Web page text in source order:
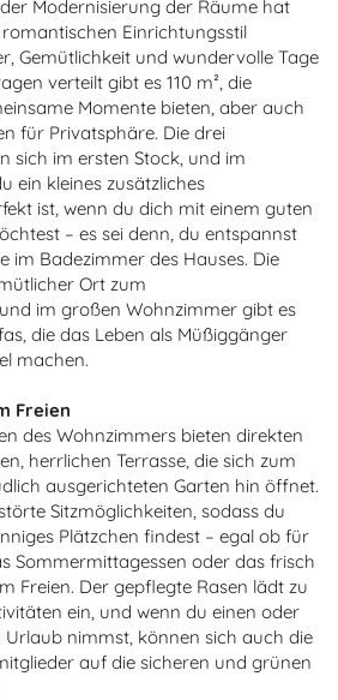
Modernisierung der Räume hat
Einrichtungsstil
Gemütlichkeit und wundervolle Tage
verteilt gibt es 110 m², die
Momente bieten, aber auch
für Privatsphäre. Die drei
sich im ersten Stock, und im
ein kleines zusätzliches
ist, wenn du dich mit einem guten
– es sei denn, du entspannst
im Badezimmer des Hauses. Die
Ort zum
im großen Wohnzimmer gibt es
die das Leben als Müßiggänger
machen.
Freien
des Wohnzimmers bieten direkten
herrlichen Terrasse, die sich zum
ausgerichteten Garten hin öffnet.
Sitzmöglichkeiten, sodass du
Plätzchen findest – egal ob für
Sommermittagessen oder das frisch
Freien. Der gepflegte Rasen lädt zu
ein, und wenn du einen oder
Urlaub nimmst, können sich auch die
auf die sicheren und grünen